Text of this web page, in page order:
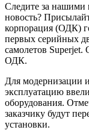
Следите за нашими
новость?
корпорация (ОДК)
первых серийных
самолетов
ОДК.
Для модернизации
эксплуатацию
оборудования.
заказчику будут
установки.